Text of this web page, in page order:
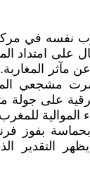
نفسه في
على امتداد
مآثر
0 ، اقتصرت
على جولة
الموالية
بفوز
يظهر التقدير